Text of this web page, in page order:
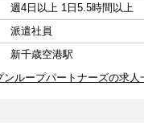
週4日以上 1日5.5時間以上
派遣社員
新千歳空港駅
ンループパートナーズの求人